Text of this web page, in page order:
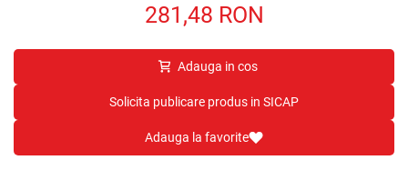
281,48 RON
Adauga in cos
Solicita publicare produs in SICAP
Adauga la favorite